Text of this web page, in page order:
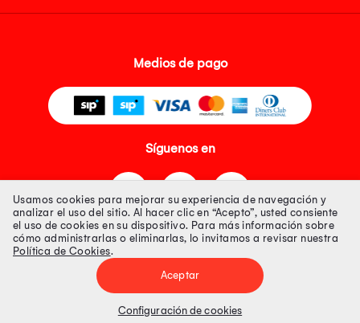
Medios de pago
Síguenos en
Tienda 100% Segura
Tiendas Peruanas S.A. R.U.C. Nº 20493020618. Todos los derechos
Precios disponibles solo en www.oechsle.pe. Precios online publicados
Usamos cookies para mejorar su experiencia de navegación y
analizar el uso del sitio. Al hacer clic en “Acepto”, usted consiente
el uso de cookies en su dispositivo. Para más información sobre
cómo administrarlas o eliminarlas, lo invitamos a revisar nuestra
Política de Cookies.
Aceptar
Configuración de cookies